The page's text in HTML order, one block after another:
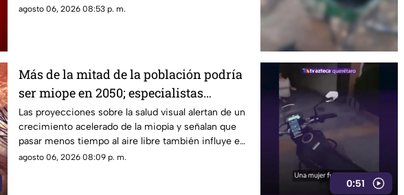
agosto 06, 2026 08:53 p. m.
Más de la mitad de la población podría
ser miope en 2050; especialistas
advierten las causas
Las proyecciones sobre la salud visual alertan de un
crecimiento acelerado de la miopía y señalan que
pasar menos tiempo al aire libre también influye en
su desarrollo.
agosto 06, 2026 08:09 p. m.
0:51